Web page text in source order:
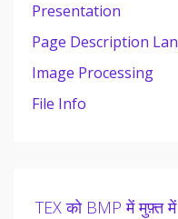
Presentation
Page Description
Image Processing
File Info
TEX को BMP में मुफ़्त